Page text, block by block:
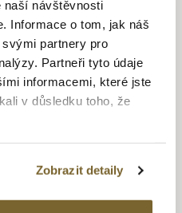
naší návštěvnosti
Informace o tom, jak náš
partnery pro
Partneři tyto údaje
informacemi, které jste
v důsledku toho, že
Zobrazit detaily
strojkem vyrobeným ve
kvalifikovanými švýcarskými
řemeslo. Celý tým má vášeň
hodinek s dokonalým
Důraz je kladen i na detail
nebo estetického
modelu je věnována
detailům a částem hodinek.
nošení.